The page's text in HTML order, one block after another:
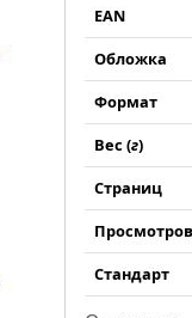
EAN
Обложка
Формат
Вес (г)
Страниц
Просмотров
Стандарт